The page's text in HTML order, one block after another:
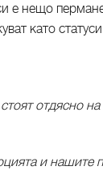
е нещо
като
отдясно на
и нашите